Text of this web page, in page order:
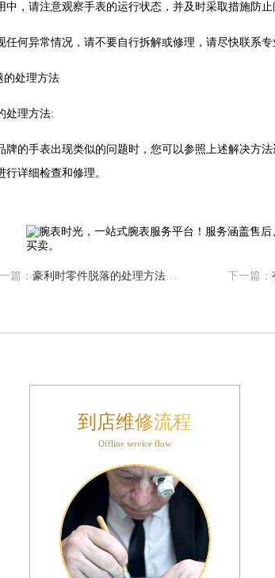
）
）
约）
约）
约）
中心（需提前预约）
时光售后服务中心（需提前预约）
时光售后服务中心（需提前预约）
需提前预约）
需提前预约）
（需提前预约）
腕表时光售后服务中心（需提前预约）
中，请注意观察手表的运行状态，并及时采取措施防止
任何异常情况，请不要自行拆解或修理，请尽快联系专
的处理方法
处理方法:
牌的手表出现类似的问题时，您可以参照上述解决方
行详细检查和修理。
一篇： 豪利时零件脱落的处理方法有哪些 下一篇：
到店维修流程
Offline service flow